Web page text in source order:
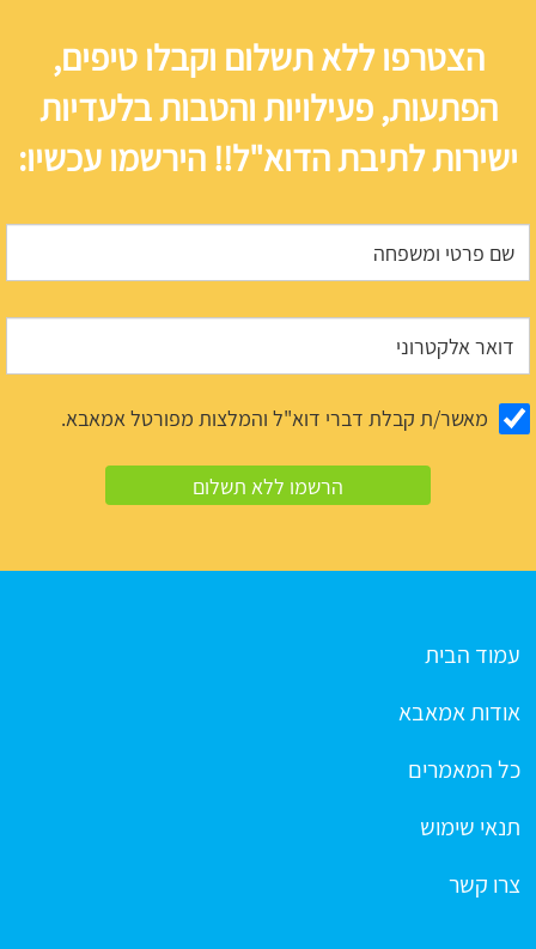
הצטרפו ללא תשלום וקבלו טיפים,
הפתעות, פעילויות והטבות בלעדיות
ישירות לתיבת הדוא"ל!! הירשמו עכשיו:
מאשר/ת קבלת דברי דוא"ל והמלצות מפורטל אמאבא.
עמוד הבית
אודות אמאבא
כל המאמרים
תנאי שימוש
צרו קשר